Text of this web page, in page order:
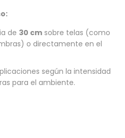
de 30 cm sobre telas (como
o directamente en el
según la intensidad
para el ambiente.